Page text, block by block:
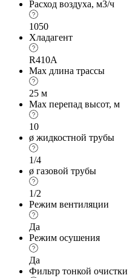
Расход воздуха, м3/ч
1050
Хладагент
R410A
Max длина трассы
25 м
Max перепад высот, м
10
ø жидкостной трубы
1/4
ø газовой трубы
1/2
Режим вентиляции
Да
Режим осушения
Да
Фильтр тонкой очистки